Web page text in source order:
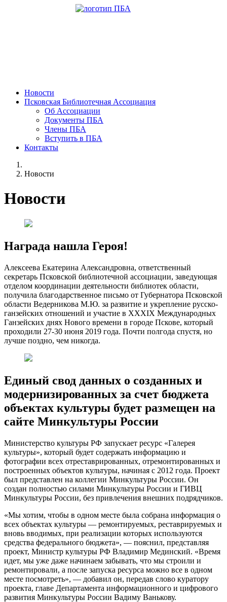
Новости
Псковская Библиотечная Ассоциация
Об Ассоциации
Документы ПБА
Члены ПБА
Вступить в ПБА
Контакты
Новости
Новости
Награда нашла Героя!
Алексеева Екатерина Александровна, ответственный
секретарь Псковской библиотечной ассоциации, заведующая
отделом координации деятельности библиотек области,
получила благодарственное письмо от Губернатора Псковской
области Ведерникова М.Ю. за развитие и укрепление русско-
ганзейских отношений и участие в XXXIX Международных
Ганзейских днях Нового времени в городе Пскове, который
проходили 27-30 июня 2019 года. Почти полгода спустя, но
лучше поздно, чем никогда.
Единый свод данных о созданных и
модернизированных за счет бюджета
объектах культуры будет размещен на
сайте Минкультуры России
Министерство культуры РФ запускает ресурс «Галерея
культуры», который будет содержать информацию и
фотографии всех отреставрированных, отремонтированных и
построенных объектов культуры, начиная с 2012 года. Проект
был представлен на коллегии Минкультуры России. Он
создан полностью силами Минкультуры России и ГИВЦ
Минкультуры России, без привлечения внешних подрядчиков.
«Мы хотим, чтобы в одном месте была собрана информация о
всех объектах культуры — ремонтируемых, реставрируемых и
вновь вводимых, при реализации которых используются
средства федерального бюджета», — пояснил, представляя
проект, Министр культуры РФ Владимир Мединский. «Время
идет, мы уже даже начинаем забывать, что мы строили и
ремонтировали, а после запуска ресурса можно все в одном
месте посмотреть», — добавил он, передав слово куратору
проекта, главе Департамента информационного и цифрового
развития Минкультуры России Вадиму Ванькову.